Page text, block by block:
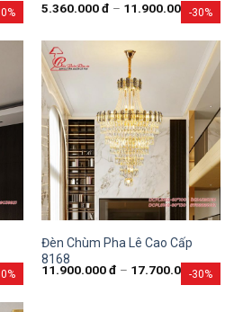
-30%
5.360.000đ – 11.900.000 đ
-30%
Đèn Chùm Pha Lê Cao Cấp
8168
11.900.000đ – 17.700.000đ